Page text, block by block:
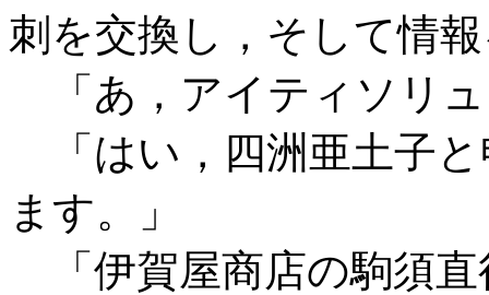
刺を交換し，そして情
「あ，アイティソリ
「はい，四洲亜土子
ます。」
「伊賀屋商店の駒須